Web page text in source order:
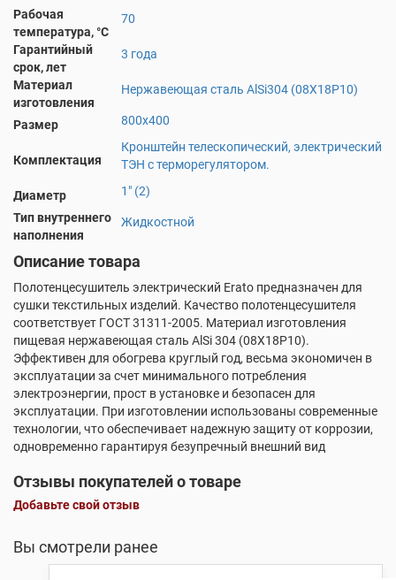
Рабочая
температура, °С
70
Гарантийный
срок, лет
3 года
Материал
изготовления
Нержавеющая сталь AlSi304 (08Х18Р10)
Размер 800х400
Комплектация
Кронштейн телескопический, электрический
ТЭН с терморегулятором.
Диаметр
1" (2)
Тип внутреннего
наполнения
Жидкостной
Описание товара
Полотенцесушитель электрический Erato предназначен для
сушки текстильных изделий. Качество полотенцесушителя
соответствует ГОСТ 31311-2005. Материал изготовления
пищевая нержавеющая сталь AlSi 304 (08X18P10).
Эффективен для обогрева круглый год, весьма экономичен в
эксплуатации за счет минимального потребления
электроэнергии, прост в установке и безопасен для
эксплуатации. При изготовлении использованы современные
технологии, что обеспечивает надежную защиту от коррозии,
одновременно гарантируя безупречный внешний вид
Отзывы покупателей о товаре
Добавьте свой отзыв
Вы смотрели ранее